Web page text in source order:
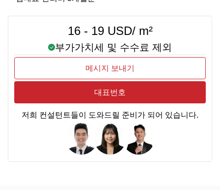
16 - 19 USD/ m²
부가가치세 및 수수료 제외
메시지 보내기
대표번호
저희 컨설턴트들이 도와드릴 준비가 되어 있습니다.